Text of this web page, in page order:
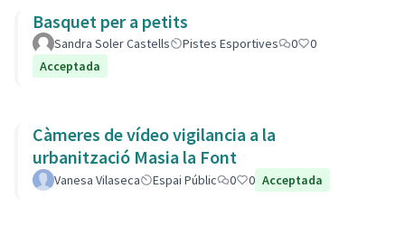
Basquet per a petits
Sandra Soler Castells Pistes Esportives 0
0
Acceptada
Càmeres de vídeo vigilancia a la
urbanització Masia la Font
Vanesa Vilaseca Espai Públic 0 0 Acceptada